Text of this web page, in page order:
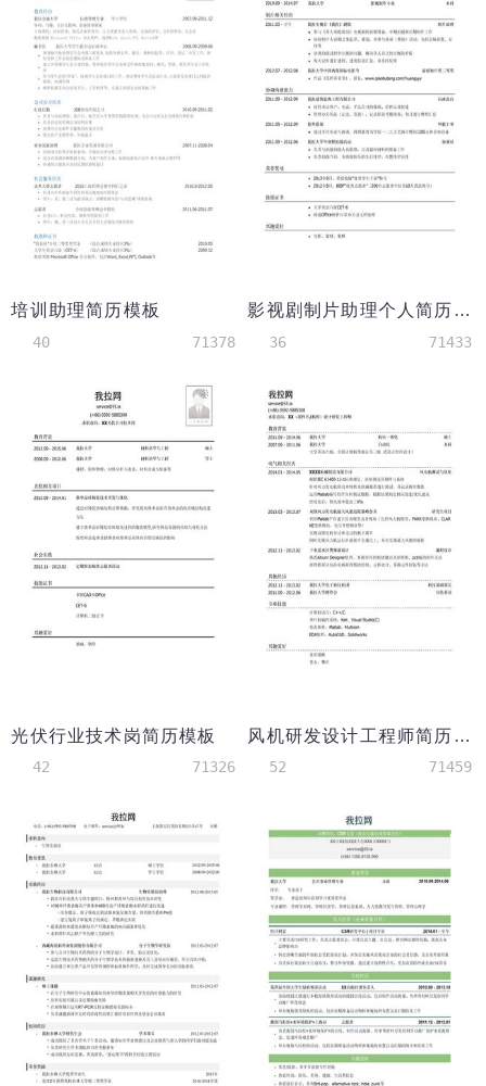
培训助理简历模板
40 71378
影视剧制片助理个人简历模板
36 71433
光伏行业技术岗简历模板
42 71326
风机研发设计工程师简历模板（应届生初级岗位）
52 71459